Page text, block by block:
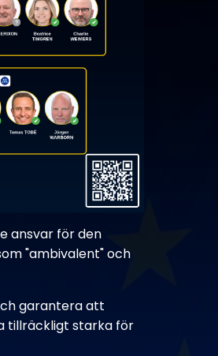
ansvar för den
"ambivalent" och
garantera att
tillräckligt starka för